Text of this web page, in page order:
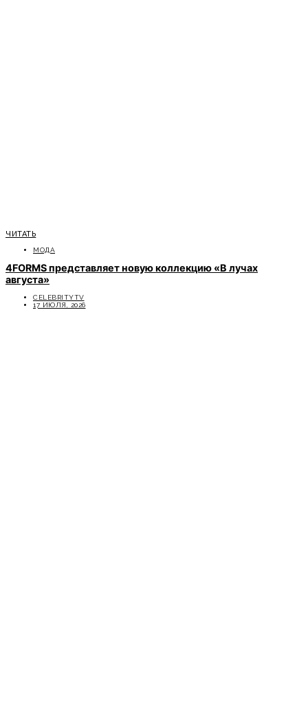
ЧИТАТЬ
МОДА
4FORMS представляет новую коллекцию «В лучах
августа»
CELEBRITYTV
17 ИЮЛЯ, 2026